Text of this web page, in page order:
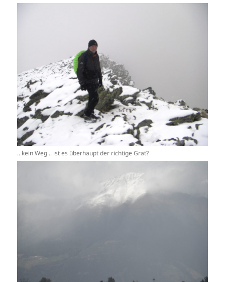
.. kein Weg .. ist es überhaupt der richtige Grat?